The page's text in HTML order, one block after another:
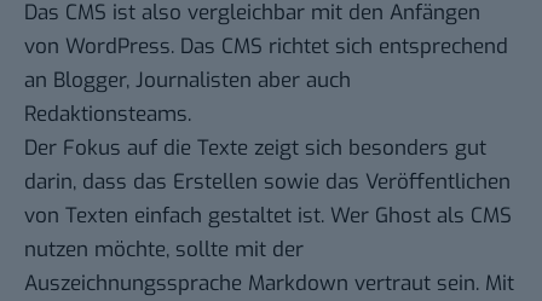
Das CMS ist also vergleichbar mit den Anfängen
von WordPress. Das CMS richtet sich entsprechend
an Blogger, Journalisten aber auch
Redaktionsteams.
Der Fokus auf die Texte zeigt sich besonders gut
darin, dass das Erstellen sowie das Veröffentlichen
von Texten einfach gestaltet ist. Wer Ghost als CMS
nutzen möchte, sollte mit der
Auszeichnungssprache Markdown vertraut sein. Mit